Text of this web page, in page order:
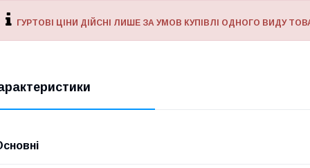
ГУРТОВІ ЦІНИ ДІЙСНІ ЛИШЕ ЗА УМОВ КУПІВЛІ ОДНОГО ВИДУ